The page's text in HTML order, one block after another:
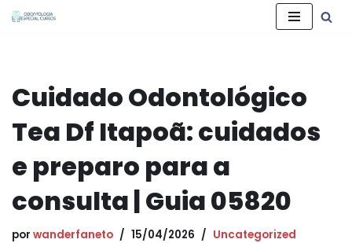
conteúdo
Cuidado Odontológico
Tea Df Itapoã: cuidados
e preparo para a
consulta | Guia 05820
por wanderfaneto 15/04/2026 Uncategorized